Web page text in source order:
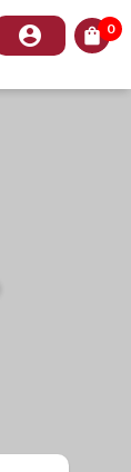
account_circle shopping_bag 0